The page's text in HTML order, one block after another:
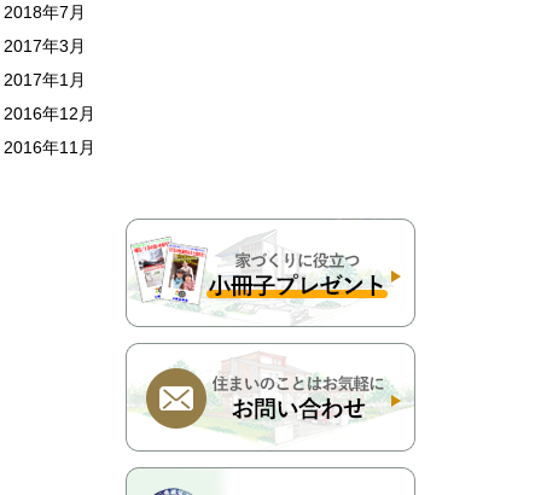
2018年7月
2017年3月
2017年1月
2016年12月
2016年11月